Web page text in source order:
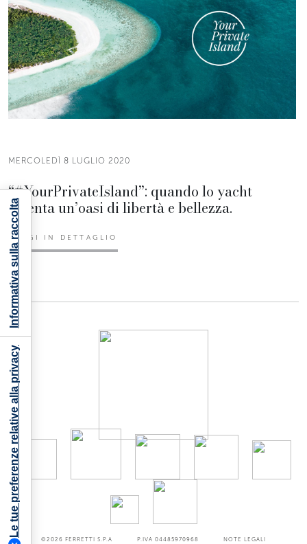
MERCOLEDÌ 8 LUGLIO 2020
“#YourPrivateIsland”: quando lo yacht
diventa un’oasi di libertà e bellezza.
LEGGI IN DETTAGLIO
©2026 FERRETTI S.P.A P.IVA 04485970968 NOTE LEGALI
Le tue preferenze relative alla privacy
Informativa sulla raccolta